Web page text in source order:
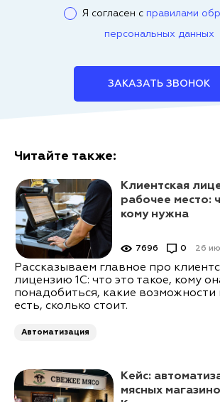
Я согласен с правилами
персональных данных
ЗАКАЗАТЬ ЗВОНОК
Читайте также:
Клиентская
рабочее место:
кому нужна
26
7696 0
Рассказываем главное про
лицензию 1С: что это такое, кому
понадобиться, какие возможности
есть, сколько стоит.
Автоматизация
Кейс:
мясных